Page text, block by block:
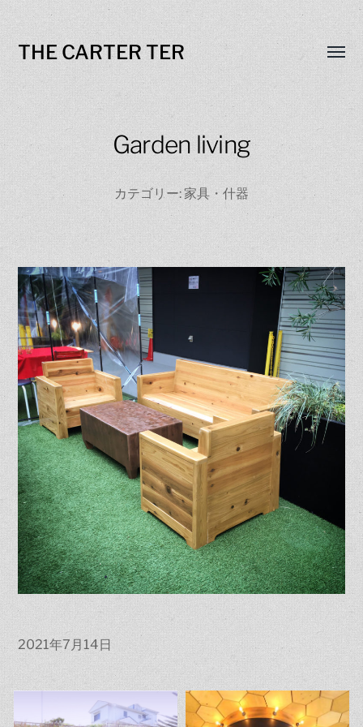
THE CARTER TER
menu
Garden living
カテゴリー:家具・什器
2021年7月14日